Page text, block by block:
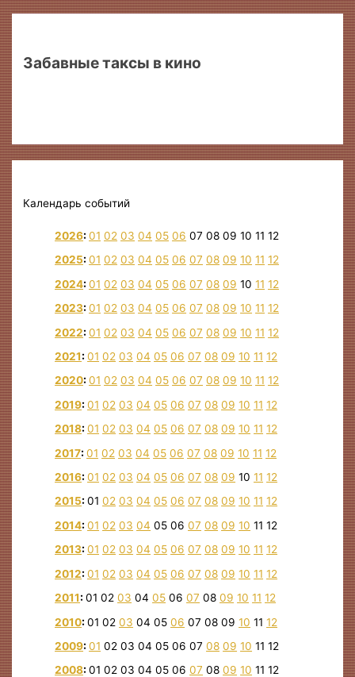
Забавные таксы в кино
Календарь событий
2026:01 02 03 04 05 06 07 08 09 10 11 12
2025:01 02 03 04 05 06 07 08 09 10 11 12
2024:01 02 03 04 05 06 07 08 09 10 11 12
2023:01 02 03 04 05 06 07 08 09 10 11 12
2022:01 02 03 04 05 06 07 08 09 10 11 12
2021:01 02 03 04 05 06 07 08 09 10 11 12
2020:01 02 03 04 05 06 07 08 09 10 11 12
2019:01 02 03 04 05 06 07 08 09 10 11 12
2018:01 02 03 04 05 06 07 08 09 10 11 12
2017:01 02 03 04 05 06 07 08 09 10 11 12
2016:01 02 03 04 05 06 07 08 09 10 11 12
2015:01 02 03 04 05 06 07 08 09 10 11 12
2014:01 02 03 04 05 06 07 08 09 10 11 12
2013:01 02 03 04 05 06 07 08 09 10 11 12
2012:01 02 03 04 05 06 07 08 09 10 11 12
2011:01 02 03 04 05 06 07 08 09 10 11 12
2010:01 02 03 04 05 06 07 08 09 10 11 12
2009:01 02 03 04 05 06 07 08 09 10 11 12
2008:01 02 03 04 05 06 07 08 09 10 11 12